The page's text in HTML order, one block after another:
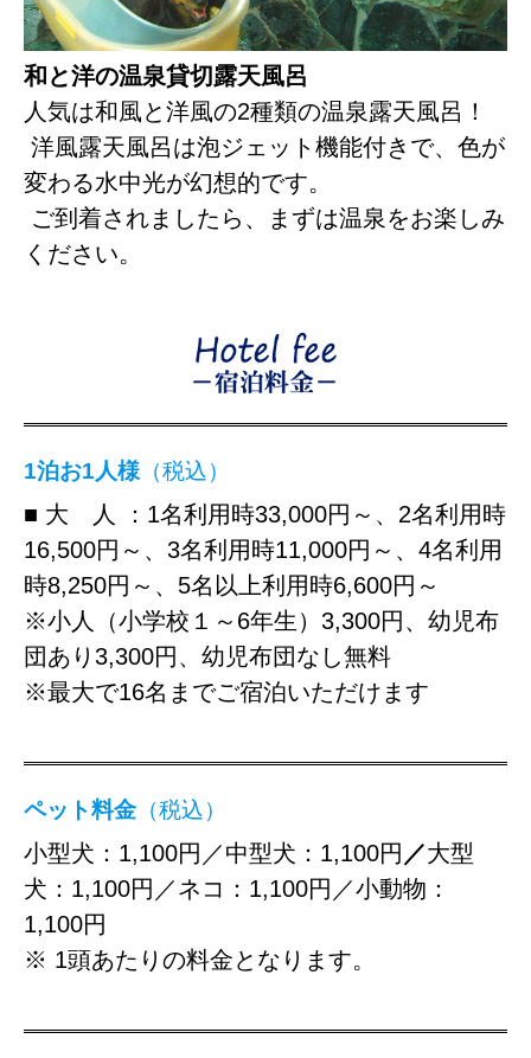
和と洋の温泉貸切露天風呂
人気は和風と洋風の2種類の温泉露天風呂！
洋風露天風呂は泡ジェット機能付きで、色が
変わる水中光が幻想的です。
ご到着されましたら、まずは温泉をお楽しみ
ください。
1泊お1人様（税込）
■ 大 人 ：1名利用時33,000円～、2名利用時
16,500円～、3名利用時11,000円～、4名利用
時8,250円～、5名以上利用時6,600円～
※小人（小学校１～6年生）3,300円、幼児布
団あり3,300円、幼児布団なし無料
※最大で16名までご宿泊いただけます
ペット料金 （税込）
小型犬：1,100円／中型犬：1,100円 ／大型
犬：1,100円／ネコ：1,100円／小動物：
1,100円
※ 1頭あたりの料金となります。